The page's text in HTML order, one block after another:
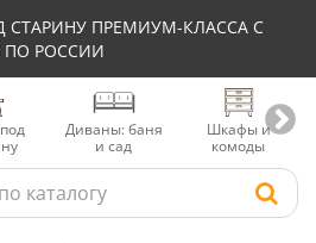
СТАРИНУ ПРЕМИУМ-КЛАССА С
ПО РОССИИ
Диваны: баня
и сад
Шкафы и
комоды